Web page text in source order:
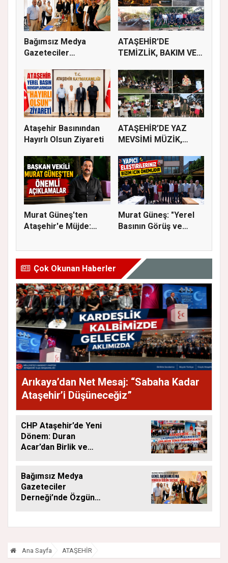
Bağımsız Medya
Gazeteciler
ATAŞEHİR'DE
TEMİZLİK, BAKIM VE
Ataşehir Basınından
Hayırlı Olsun Ziyareti
ATAŞEHİR’DE YAZ
MEVSİMİ MÜZİK,
Murat Güneş'ten
Ataşehir'e Müjde:
Murat Güneş: "Yerel
Basının Görüş ve
Çok Okunan Haberler
Arıkaya’dan Net Mesaj: “Sabaha Kadar
Ataşehir’i Düşüneceğiz”
CHP Ataşehir’de Yeni
Dönem: Duran
Acar’dan Birlik ve
Bağımsız Medya
Gazeteciler
Derneği’nde Özgün
Ana Sayfa ATAŞEHİR